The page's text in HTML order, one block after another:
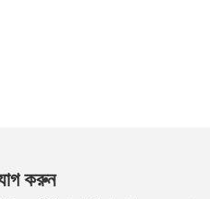
করুন